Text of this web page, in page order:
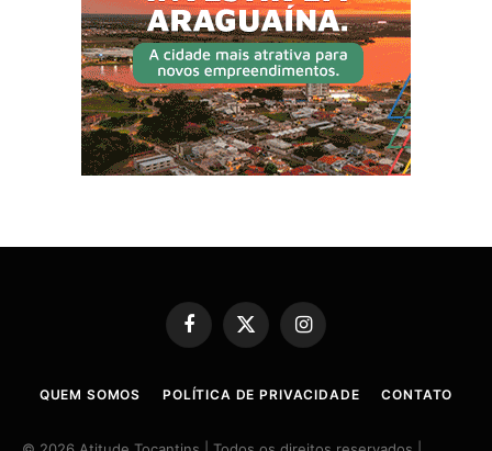
Facebook
X
Instagram
QUEM SOMOS POLÍTICA DE PRIVACIDADE CONTATO